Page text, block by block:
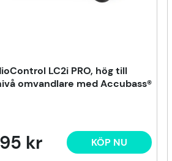
LC2i PRO, hög till
omvandlare med Accubass®
kr KÖP NU